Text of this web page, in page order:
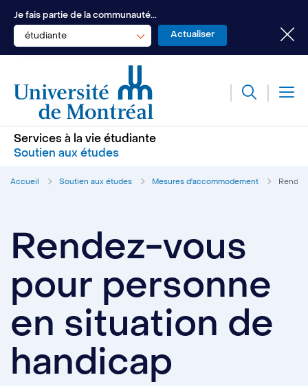
Je fais partie de la communauté...
étudiante
Services à la vie étudiante
Soutien aux études
Accueil Soutien aux études Mesures d'accommodement
Rendez-vous
pour personne
en situation de
handicap